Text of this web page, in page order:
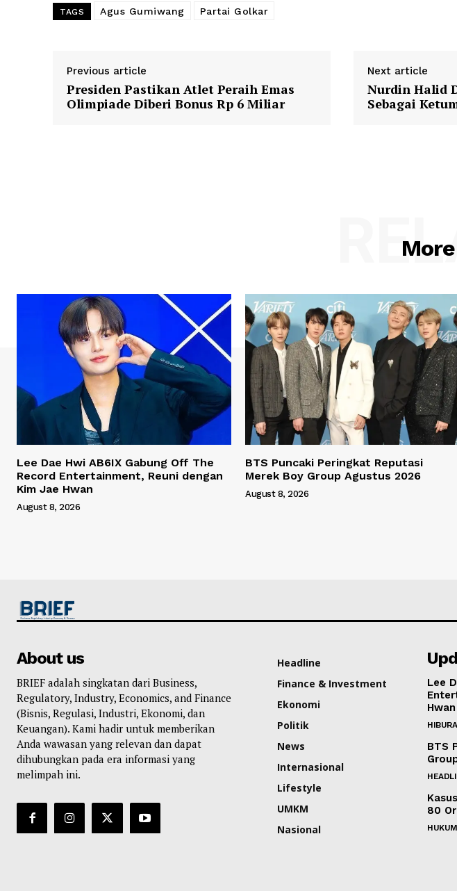
TAGS Agus Gumiwang Partai Golkar
Previous article
Presiden Pastikan Atlet Peraih Emas
Olimpiade Diberi Bonus Rp 6 Miliar
Next article
Nurdin Halid
Sebagai
Lee Dae Hwi AB6IX Gabung Off The
Record Entertainment, Reuni dengan
Kim Jae Hwan
August 8, 2026
BTS Puncaki Peringkat Reputasi
Merek Boy Group Agustus 2026
August 8, 2026
About us
BRIEF adalah singkatan dari Business,
Regulatory, Industry, Economics, and Finance
(Bisnis, Regulasi, Industri, Ekonomi, dan
Keuangan). Kami hadir untuk memberikan
Anda wawasan yang relevan dan dapat
dihubungkan pada era informasi yang
melimpah ini.
Headline
Finance & Investment
Ekonomi
Politik
News
Internasional
Lifestyle
UMKM
Nasional
Lee
Hwan
BTS
80
HUKUM